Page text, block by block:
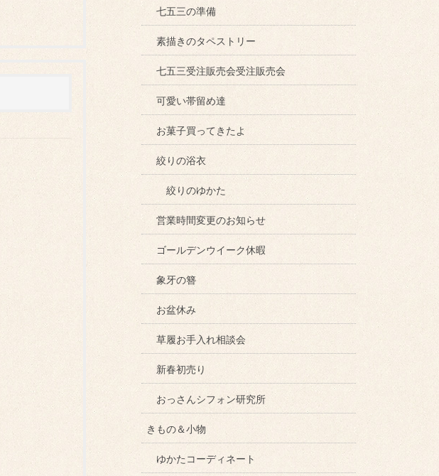
七五三の準備
素描きのタペストリー
七五三受注販売会受注販売会
可愛い帯留め達
お菓子買ってきたよ
絞りの浴衣
絞りのゆかた
営業時間変更のお知らせ
ゴールデンウイーク休暇
象牙の簪
お盆休み
草履お手入れ相談会
新春初売り
おっさんシフォン研究所
きもの＆小物
ゆかたコーディネート